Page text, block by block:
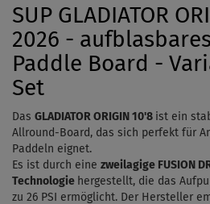
SUP GLADIATOR
2026 -
Paddle Board -
Set
Das GLADIATOR ORIGIN 10'8 ist ein
Allround-Board, das sich perfekt für
Paddeln eignet.
Es ist durch eine zweilagige FUSION
Technologie hergestellt, die das
zu 26 PSI ermöglicht. Der Hersteller